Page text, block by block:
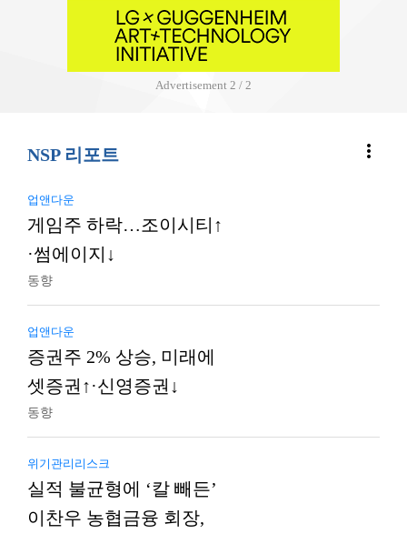
Advertisement 2 / 2
NSP 리포트 more_vert
업앤다운
게임주 하락…조이시티↑
·썸에이지↓
동향
업앤다운
증권주 2% 상승, 미래에
셋증권↑·신영증권↓
동향
위기관리리스크
실적 불균형에 ‘칼 빼든’
이찬우 농협금융 회장,